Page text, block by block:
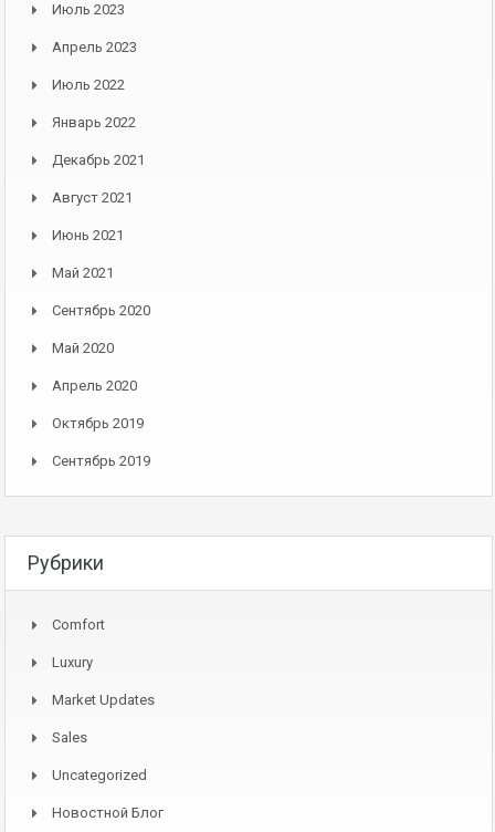
Июль 2023
Апрель 2023
Июль 2022
Январь 2022
Декабрь 2021
Август 2021
Июнь 2021
Май 2021
Сентябрь 2020
Май 2020
Апрель 2020
Октябрь 2019
Сентябрь 2019
Рубрики
Comfort
Luxury
Market Updates
Sales
Uncategorized
Новостной Блог